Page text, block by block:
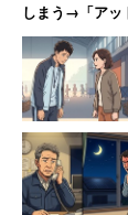
（3）決断の
決断を「直
感情に左右
持つために
用していき
しまう→「アッ
だったのに」と